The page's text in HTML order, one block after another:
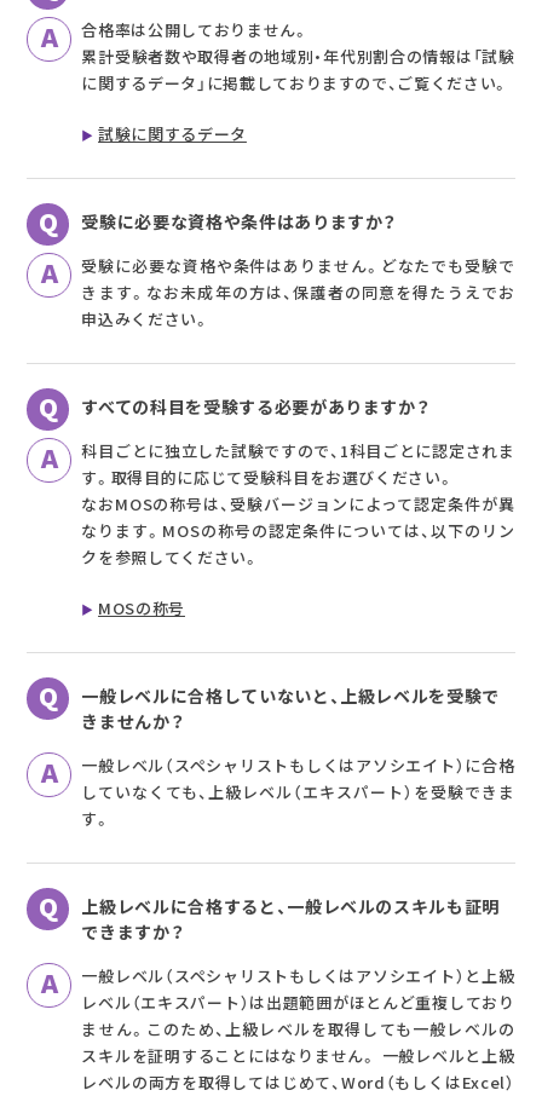
合格率は公開しておりません。
累計受験者数や取得者の地域別・年代別割合の情報は「試験
に関するデータ」に掲載しておりますので、ご覧ください。
試験に関するデータ
受験に必要な資格や条件はありますか？
受験に必要な資格や条件はありません。どなたでも受験で
きます。なお未成年の方は、保護者の同意を得たうえでお
申込みください。
すべての科目を受験する必要がありますか？
科目ごとに独立した試験ですので、1科目ごとに認定されま
す。取得目的に応じて受験科目をお選びください。
なおMOSの称号は、受験バージョンによって認定条件が異
なります。MOSの称号の認定条件については、以下のリン
クを参照してください。
MOSの称号
一般レベルに合格していないと、上級レベルを受験で
きませんか？
一般レベル（スペシャリストもしくはアソシエイト）に合格
していなくても、上級レベル（エキスパート）を受験できま
す。
上級レベルに合格すると、一般レベルのスキルも証明
できますか？
一般レベル（スペシャリストもしくはアソシエイト）と上級
レベル（エキスパート）は出題範囲がほとんど重複しており
ません。このため、上級レベルを取得しても一般レベルの
スキルを証明することにはなりません。 一般レベルと上級
レベルの両方を取得してはじめて、Word（もしくはExcel）